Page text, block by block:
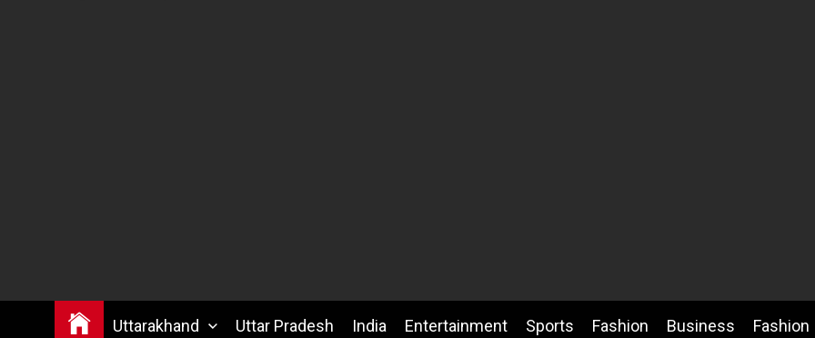
Uttarakhand Uttar Pradesh India Entertainment Sports Fashion Business Fashion